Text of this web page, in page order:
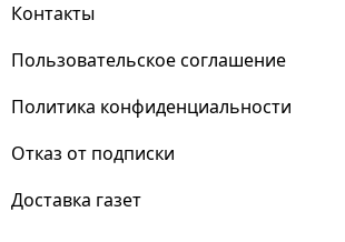
Контакты
Пользовательское соглашение
Политика конфиденциальности
Отказ от подписки
Доставка газет